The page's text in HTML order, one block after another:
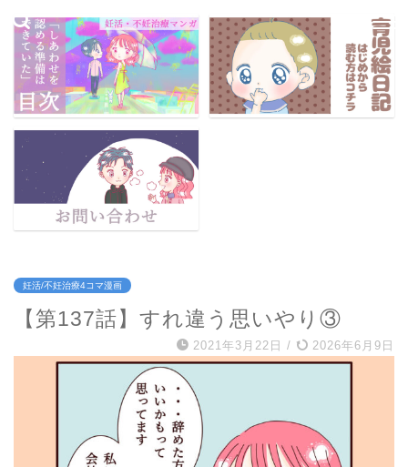
妊活/不妊治療4コマ漫画
【第137話】すれ違う思いやり③
2021年3月22日 / 2026年6月9日